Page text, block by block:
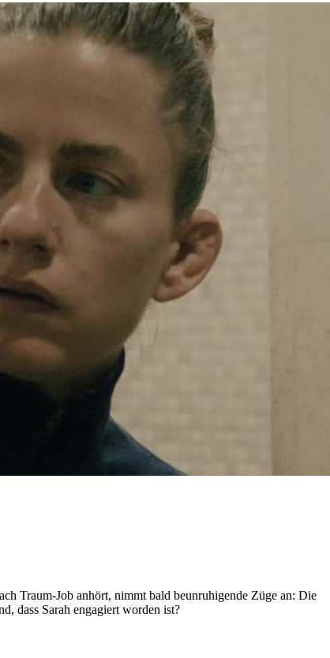
Traum-Job anhört, nimmt bald beunruhigende Züge an: Die
dass Sarah engagiert worden ist?